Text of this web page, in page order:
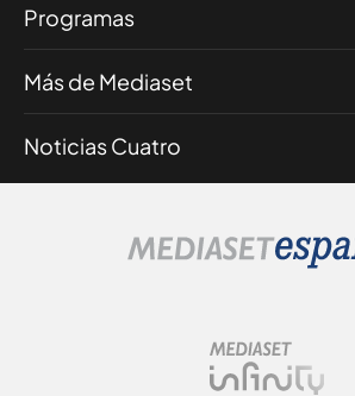
Programas
Más de Mediaset
Noticias Cuatro